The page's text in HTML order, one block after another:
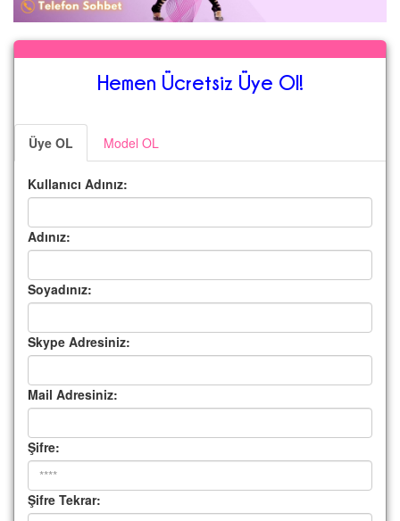
Hemen Ücretsiz Üye Ol!
Üye OL Model OL
Kullanıcı Adınız:
Adınız:
Soyadınız:
Skype Adresiniz:
Mail Adresiniz:
Şifre:
Şifre Tekrar: